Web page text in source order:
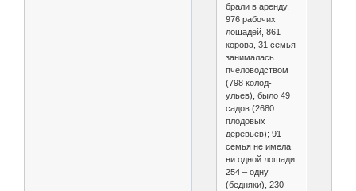
брали в аренду,
976 рабочих
лошадей, 861
корова, 31 семья
занималась
пчеловодством
(798 колод-
ульев), было 49
садов (2680
плодовых
деревьев); 91
семья не имела
ни одной лошади,
254 – одну
(бедняки), 230 –